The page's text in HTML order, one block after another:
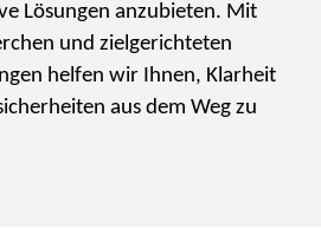
Lösungen anzubieten. Mit
und zielgerichteten
helfen wir Ihnen, Klarheit
aus dem Weg zu